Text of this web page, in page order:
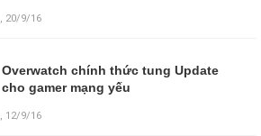
, 20/9/16
Overwatch chính thức tung Update
cho gamer mạng yếu
, 12/9/16